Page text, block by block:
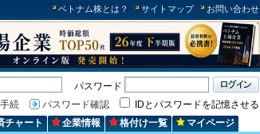
ベトナム株とは？ サイトマップ お問い合わせ
パスワード
続
パスワード確認
IDとパスワードを記憶させる
チャート 企業情報 格付け一覧
マイページ